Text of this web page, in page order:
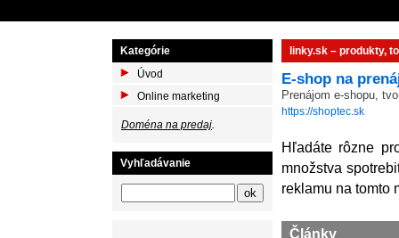
Kategórie
Úvod
Online marketing
Doména na predaj.
Vyhľadávanie
linky.sk – produkty,
E-shop na
Prenájom e-shopu,
https://shoptec.sk
Hľadáte rôzne
množstva
reklamu na tomto
Články